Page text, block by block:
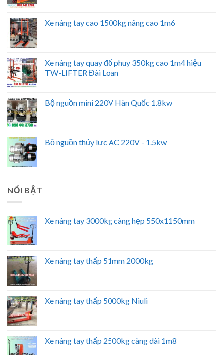
Xe nâng tay cao 1500kg nâng cao 1m6
Xe nâng tay quay đổ phuy 350kg cao 1m4 hiệu
TW-LIFTER Đài Loan
Bộ nguồn mini 220V Hàn Quốc 1.8kw
Bộ nguồn thủy lực AC 220V - 1.5kw
NỔI BẬT
Xe nâng tay 3000kg càng hẹp 550x1150mm
Xe nâng tay thấp 51mm 2000kg
Xe nâng tay thấp 5000kg Niuli
Xe nâng tay thấp 2500kg càng dài 1m8